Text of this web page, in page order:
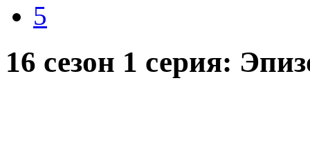
5
16 сезон 1 серия: